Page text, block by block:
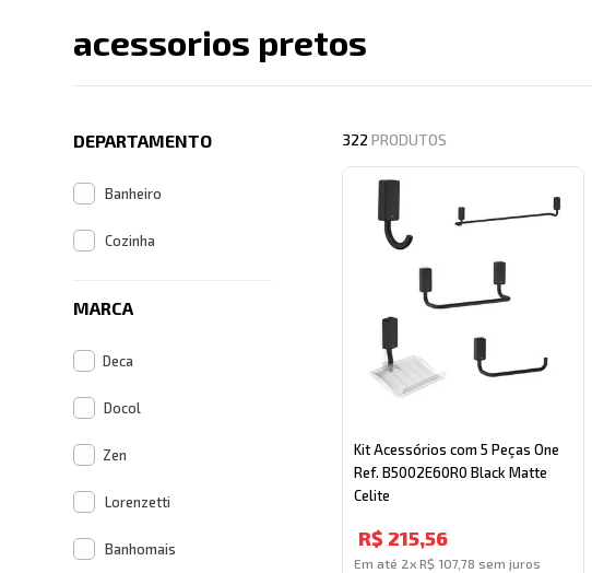
acessorios pretos
Descrição search category
DEPARTAMENTO
Banheiro
Cozinha
MARCA
Deca
Docol
Zen
Lorenzetti
Banhomais
322 PRODUTOS
Kit Acessórios com 5 Peças One
Ref. B5002E60R0 Black Matte
Celite
R$ 215,56
Em até 2x R$ 107,78 sem juros